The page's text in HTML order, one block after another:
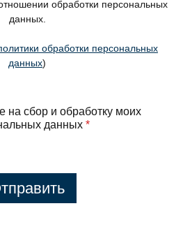
обработки персональных
данных.
обработки персональных
данных)
на сбор и обработку моих
данных *